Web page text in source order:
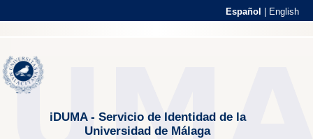
Español English
iDUMA - Servicio de Identidad de la
Universidad de Málaga